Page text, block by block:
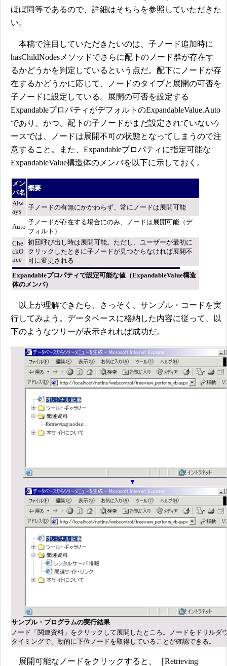
ほぼ同等であるので、詳細はそちらを参照していただきた
い。
本稿で注目していただきたいのは、子ノード追加時に
hasChildNodesメソッドでさらに配下のノード群が存在す
るかどうかを判定しているという点だ。配下にノードが存
在するかどうかに応じて、ノードのタイプと展開の可否を
子ノードに設定している。展開の可否を設定する
ExpandableプロパティがデフォルトのExpandableValue.Auto
であり、かつ、配下の子ノードがまだ設定されていないケ
ースでは、ノードは展開不可の状態となってしまうので注
意すること。また、Expandableプロパティに指定可能な
ExpandableValue構造体のメンバを以下に示しておく。
メン
バ名
概要
Alw
ays
子ノードの有無にかかわらず、常にノードは展開可能
Auto
子ノードが存在する場合にのみ、ノードは展開可能（デ
フォルト）
Che
ckO
nce
初回呼び出し時は展開可能。ただし、ユーザーが最初に
クリックしたときに子ノードが見つからなければ展開不
可に変更される
Expandableプロパティで設定可能な値（ExpandableValue構造
体のメンバ）
以上が理解できたら、さっそく、サンプル・コードを実
行してみよう。データベースに格納した内容に従って、以
下のようなツリーが表示されれば成功だ。
サンプル・プログラムの実行結果
ノード「関連資料」をクリックして展開したところ。ノードをドリルダ
タイミングで、動的に下位ノードを取得していることが確認できる。
展開可能なノードをクリックすると、［Retrieving